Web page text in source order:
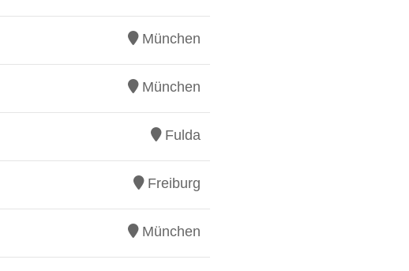
München
München
Fulda
Freiburg
München